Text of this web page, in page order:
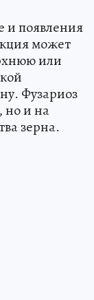
и появления
может
или
Фузариоз
но и на
зерна.